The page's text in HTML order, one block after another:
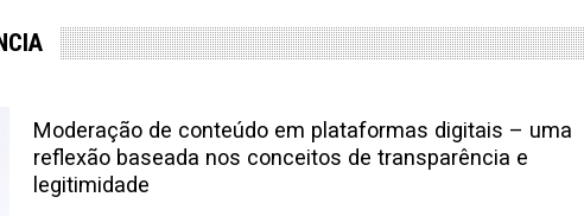
Moderação de conteúdo em plataformas digitais – uma
reflexão baseada nos conceitos de transparência e
legitimidade